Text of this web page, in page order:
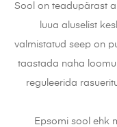
Sool on teadupärast
luua aluselist
valmistatud seep on
taastada naha
reguleerida
Epsomi sool ehk